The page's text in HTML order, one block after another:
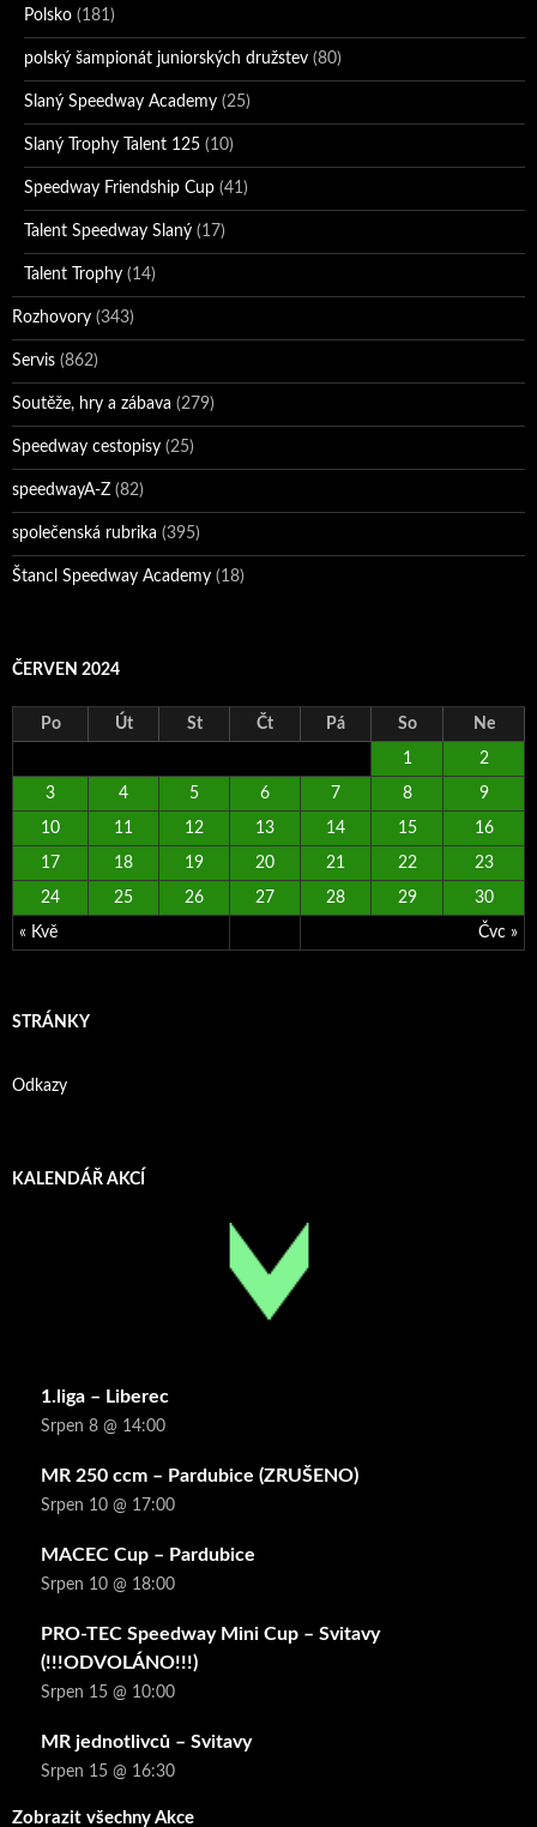
Polsko (181)
polský šampionát juniorských družstev (80)
Slaný Speedway Academy (25)
Slaný Trophy Talent 125 (10)
Speedway Friendship Cup (41)
Talent Speedway Slaný (17)
Talent Trophy (14)
Rozhovory (343)
Servis (862)
Soutěže, hry a zábava (279)
Speedway cestopisy (25)
speedwayA-Z (82)
společenská rubrika (395)
Štancl Speedway Academy (18)
ČERVEN 2024
Po Út St Čt Pá So Ne
« Kvě Čvc »
1 2
3 4 5 6 7 8 9
10 11 12 13 14 15 16
17 18 19 20 21 22 23
24 25 26 27 28 29 30
STRÁNKY
Odkazy
KALENDÁŘ AKCÍ
1.liga – Liberec
Srpen 8 @ 14:00
MR 250 ccm – Pardubice (ZRUŠENO)
Srpen 10 @ 17:00
MACEC Cup – Pardubice
Srpen 10 @ 18:00
PRO-TEC Speedway Mini Cup – Svitavy
(!!!ODVOLÁNO!!!)
Srpen 15 @ 10:00
MR jednotlivců – Svitavy
Srpen 15 @ 16:30
Zobrazit všechny Akce